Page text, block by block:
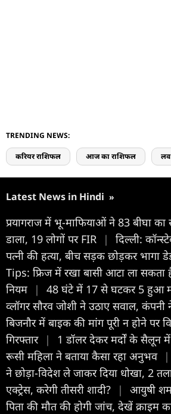
TRENDING NEWS:
करियर राशिफल आज का राशिफल लव
Latest News in Hindi »
प्रयागराज में भू-माफियाओं ने 83 बीघा का
डाला, 19 लोगों पर FIR
|
दिल्ली:
पत्नी की हत्या, बीच सड़क छोड़कर भागा
Tips: फ्रिज में रखा बासी आटा ला सकता
नियम
|
48 घंटे में 17 से घटकर 5 हुआ
व्लॉगर सौरव जोशी ने उठाए सवाल, कंपनी
बिजनौर में बाइक की मांग पूरी न होने पर
गिरफ्तार |
1 डॉलर देकर मर्दों के सैलून
रूसी महिला ने बताया कैसा रहा अनुभव |
ने छोड़ा-विदेश ले जाकर दिया धोखा, 2
एक्ट्रेस, करेगी तीसरी शादी?
|
आयुषी
पिता की मौत की होगी जांच, देखें क्राइम